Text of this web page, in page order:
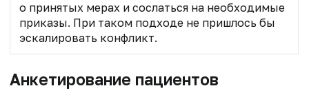
о принятых мерах и сослаться на необходимые
приказы. При таком подходе не пришлось бы
эскалировать конфликт.
Анкетирование пациентов